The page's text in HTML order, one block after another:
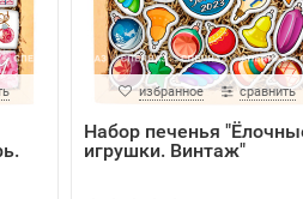
избранное сравнить
Набор печенья
игрушки. Винтаж"